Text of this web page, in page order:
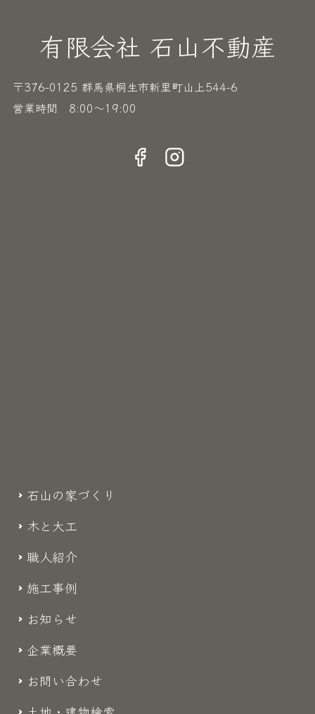
有限会社 石山不動産
〒376-0125 群馬県桐生市新里町山上544-6
営業時間 8:00〜19:00
石山の家づくり
木と大工
職人紹介
施工事例
お知らせ
企業概要
お問い合わせ